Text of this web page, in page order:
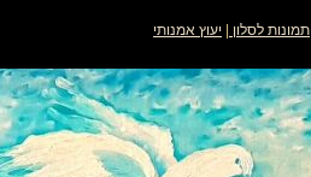
תמונות לסלון יעוץ אמנותי